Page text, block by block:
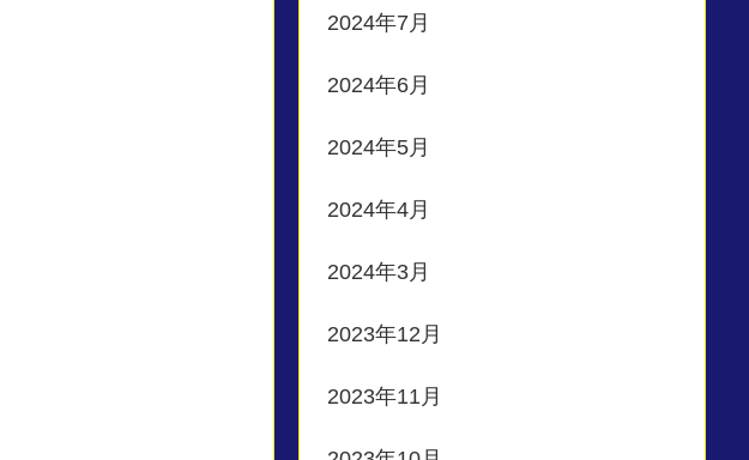
2024年7月
2024年6月
2024年5月
2024年4月
2024年3月
2023年12月
2023年11月